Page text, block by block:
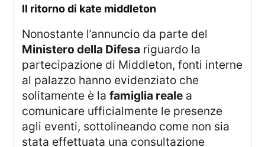
il ritorno di kate middleton
Nonostante l’annuncio da parte del
Ministero della Difesa riguardo la
partecipazione di Middleton, fonti interne
al palazzo hanno evidenziato che
solitamente è lafamiglia reale a
comunicare ufficialmente le presenze
agli eventi, sottolineando come non sia
stata effettuata una consultazione